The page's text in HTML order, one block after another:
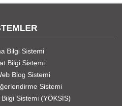
Bilgi Sistemi
Bilgi Sistemi
Blog Sistemi
Sistemi
Sistemi (YÖKSİS)